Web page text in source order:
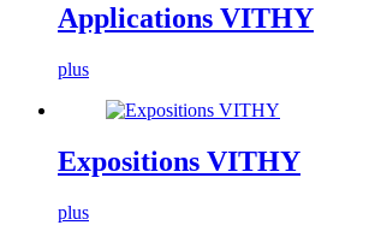
Applications VITHY
plus
Expositions VITHY
plus